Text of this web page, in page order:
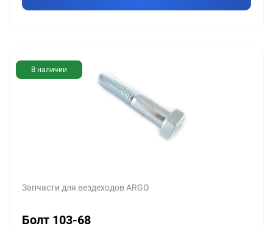
В наличии
Запчасти для вездеходов ARGO
Болт 103-68